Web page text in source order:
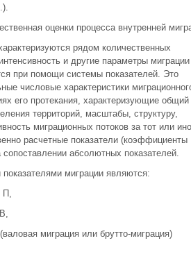
оценки процесса внутренней
рядом количественных
и другие параметры миграции
при помощи системы показателей. Это
числовые характеристики
его протекания, характеризующие общий
территорий, масштабы, структуру,
миграционных потоков за тот или
расчетные показатели (коэффициенты
абсолютных показателей.
миграции являются:
П,
миграция или брутто-миграция)